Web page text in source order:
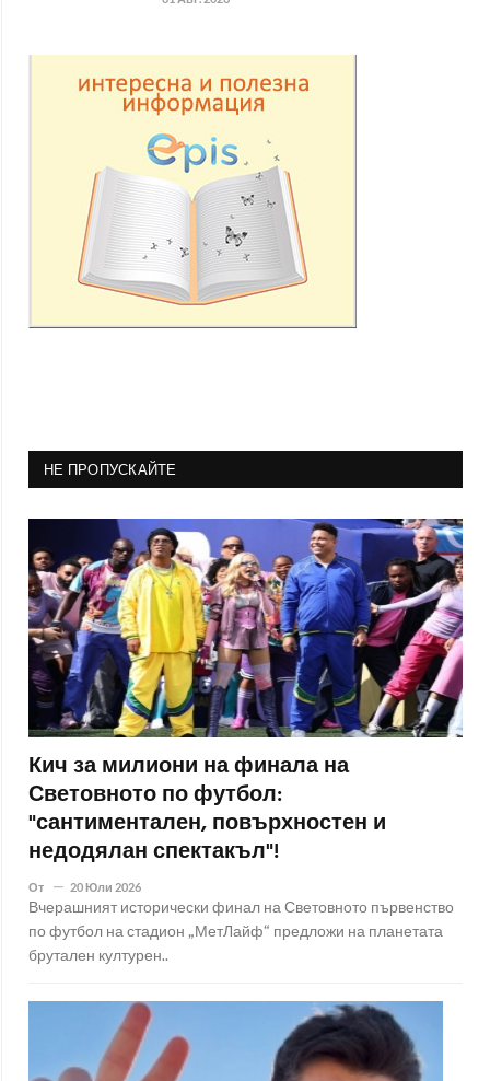
НЕ ПРОПУСКАЙТЕ
Кич за милиони на финала на
Световното по футбол:
"сантиментален, повърхностен и
недодялан спектакъл"!
От 20 Юли 2026
Вчерашният исторически финал на Световното първенство
по футбол на стадион „МетЛайф“ предложи на планетата
брутален културен..